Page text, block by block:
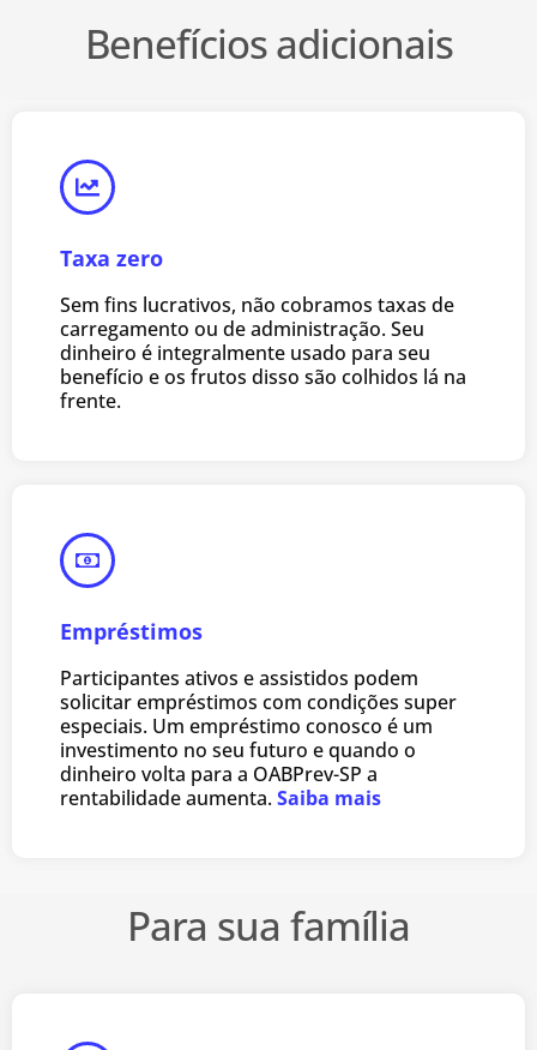
Benefícios adicionais
Taxa zero
Sem fins lucrativos, não cobramos taxas de
carregamento ou de administração. Seu
dinheiro é integralmente usado para seu
benefício e os frutos disso são colhidos lá na
frente.
Empréstimos
Participantes ativos e assistidos podem
solicitar empréstimos com condições super
especiais. Um empréstimo conosco é um
investimento no seu futuro e quando o
dinheiro volta para a OABPrev-SP a
rentabilidade aumenta.Saiba mais
Para sua família